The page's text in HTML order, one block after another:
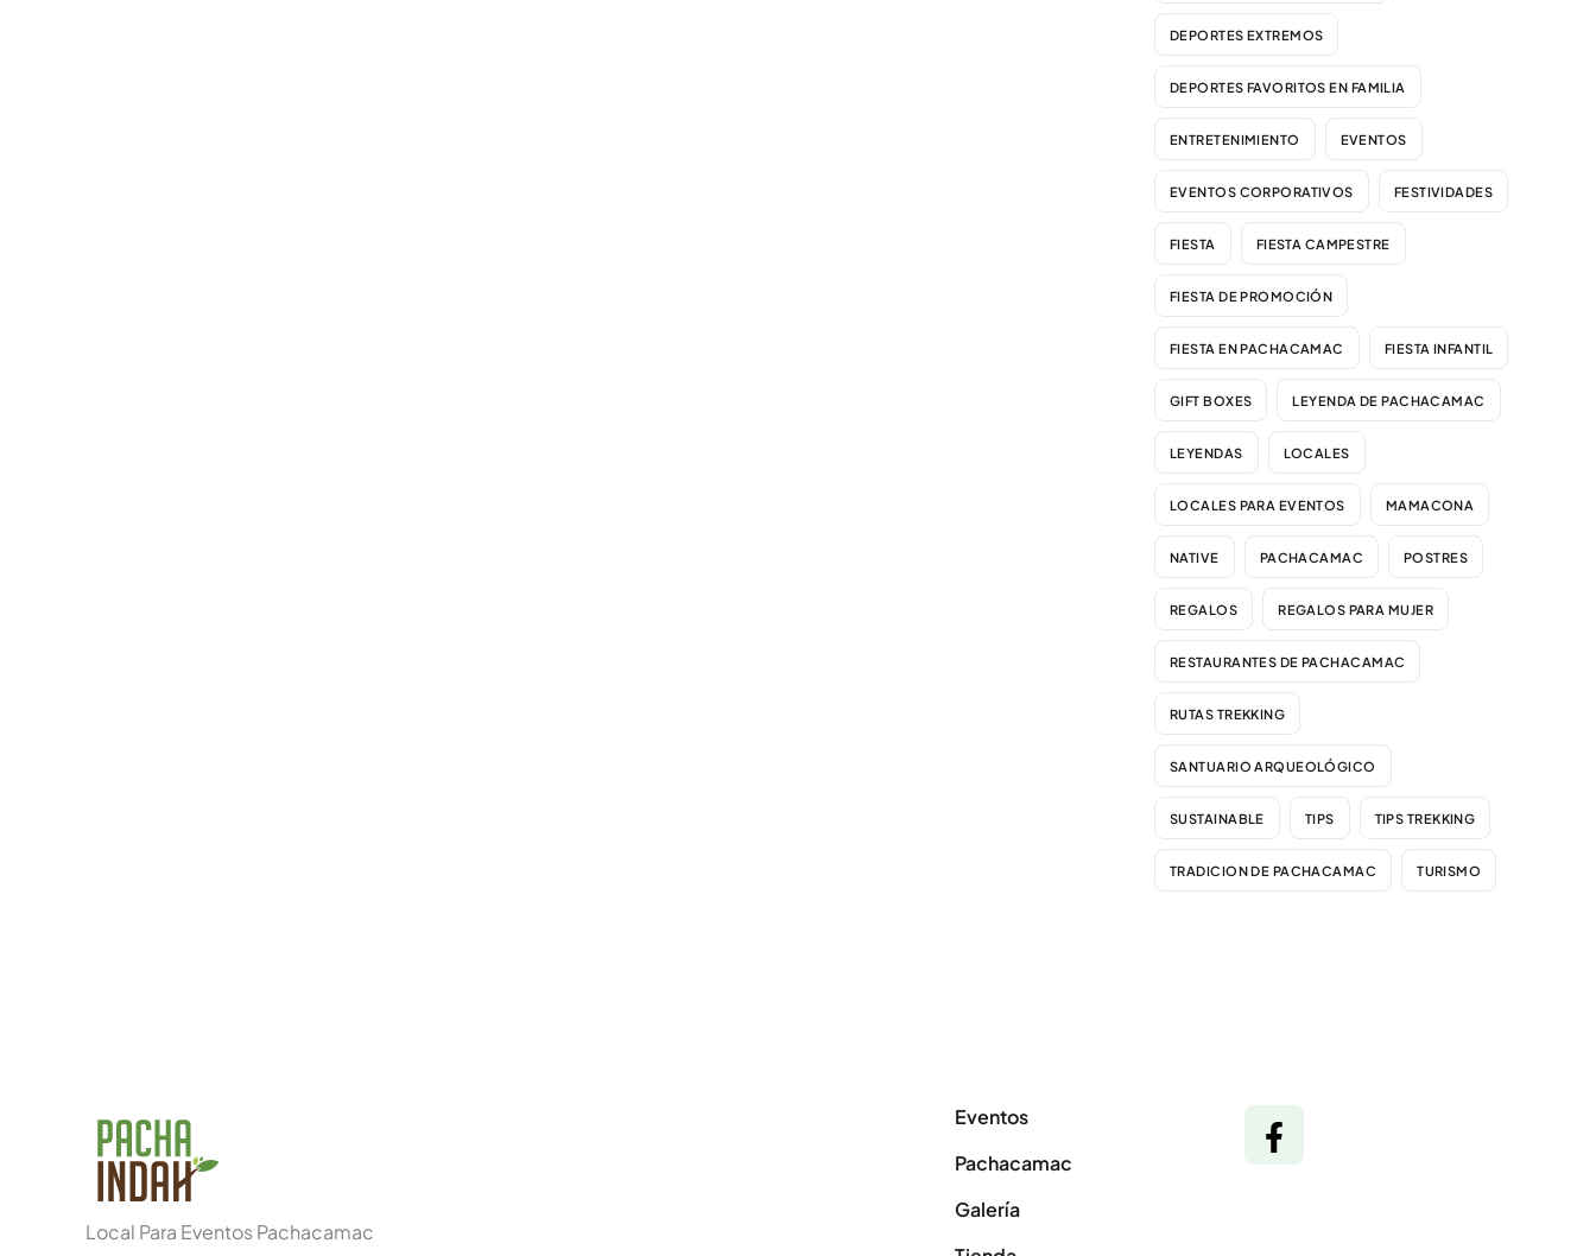
DEPORTES EXTREMOS
DEPORTES FAVORITOS EN FAMILIA
ENTRETENIMIENTO EVENTOS
EVENTOS CORPORATIVOS FESTIVIDADES
FIESTA FIESTA CAMPESTRE
FIESTA DE PROMOCIÓN
FIESTA EN PACHACAMAC FIESTA INFANTIL
GIFT BOXES LEYENDA DE PACHACAMAC
LEYENDAS LOCALES
LOCALES PARA EVENTOS MAMACONA
NATIVE PACHACAMAC POSTRES
REGALOS REGALOS PARA MUJER
RESTAURANTES DE PACHACAMAC
RUTAS TREKKING
SANTUARIO ARQUEOLÓGICO
SUSTAINABLE TIPS TIPS TREKKING
TRADICION DE PACHACAMAC TURISMO
Local Para Eventos Pachacamac
Eventos
Pachacamac
Galería